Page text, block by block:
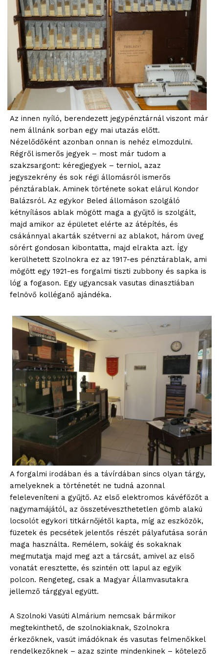
Az innen nyíló, berendezett jegypénztárnál viszont már
nem állnánk sorban egy mai utazás előtt.
Nézelődőként azonban onnan is nehéz elmozdulni.
Régről ismerős jegyek – most már tudom a
szakzsargont: kéregjegyek – terniol, azaz
jegyszekrény és sok régi állomásról ismerős
pénztárablak. Aminek története sokat elárul Kondor
Balázsról. Az egykor Beled állomáson szolgáló
kétnyílásos ablak mögött maga a gyűjtő is szolgált,
majd amikor az épületet elérte az átépítés, és
csákánnyal akarták szétverni az ablakot, három üveg
sörért gondosan kibontatta, majd elrakta azt. Így
kerülhetett Szolnokra ez az 1917-es pénztárablak, ami
mögött egy 1921-es forgalmi tiszti zubbony és sapka is
lóg a fogason. Egy ugyancsak vasutas dinasztiában
felnövő kolléganő ajándéka.
A forgalmi irodában és a távírdában sincs olyan tárgy,
amelyeknek a történetét ne tudná azonnal
feleleveníteni a gyűjtő. Az első elektromos kávéfőzőt a
nagymamájától, az összetéveszthetetlen gömb alakú
locsolót egykori titkárnőjétől kapta, míg az eszközök,
füzetek és pecsétek jelentős részét pályafutása során
maga használta. Remélem, sokáig és sokaknak
megmutatja majd meg azt a tárcsát, amivel az első
vonatát eresztette, és szintén ott lapul az egyik
polcon. Rengeteg, csak a Magyar Államvasutakra
jellemző tárggyal együtt.
A Szolnoki Vasúti Almárium nemcsak bármikor
megtekinthető, de szolnokiaknak, Szolnokra
érkezőknek, vasút imádóknak és vasutas felmenőkkel
rendelkezőknek – azaz szinte mindenkinek – kötelező